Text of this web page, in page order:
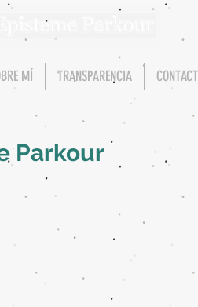
MÍ TRANSPARENCIA
Parkour